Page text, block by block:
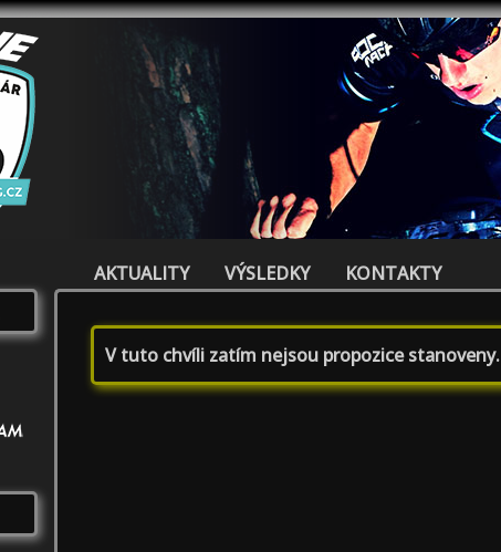
AKTUALITY VÝSLEDKY KONTAKTY
V tuto chvíli zatím nejsou propozice stanoveny.